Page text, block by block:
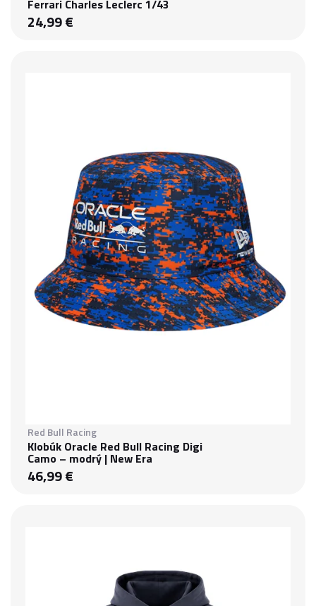
Ferrari Charles Leclerc 1/43
24,99 €
Red Bull Racing
Klobúk Oracle Red Bull Racing Digi
Camo – modrý | New Era
46,99 €